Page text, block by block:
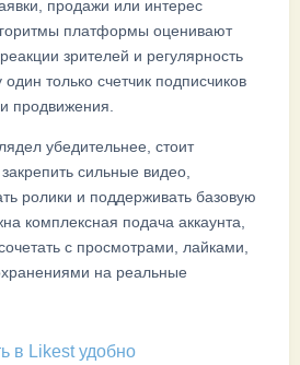
продажи или интерес
платформы оценивают
зрителей и регулярность
только счетчик подписчиков
продвижения.
убедительнее, стоит
сильные видео,
ролики и поддерживать базовую
комплексная подача аккаунта,
с просмотрами, лайками,
на реальные
в Likest удобно